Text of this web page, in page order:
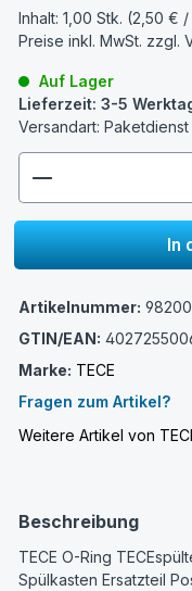
Inhalt: 1,00 Stk. (2,50 € /
Preise inkl. MwSt. zzgl.
Auf Lager
Lieferzeit: 3-5
Versandart: Paketdienst
In
Artikelnummer:
GTIN/EAN:
Marke: TECE
Fragen zum Artikel?
Weitere Artikel von
Beschreibung
TECE O-Ring
Spülkasten Ersatzteil